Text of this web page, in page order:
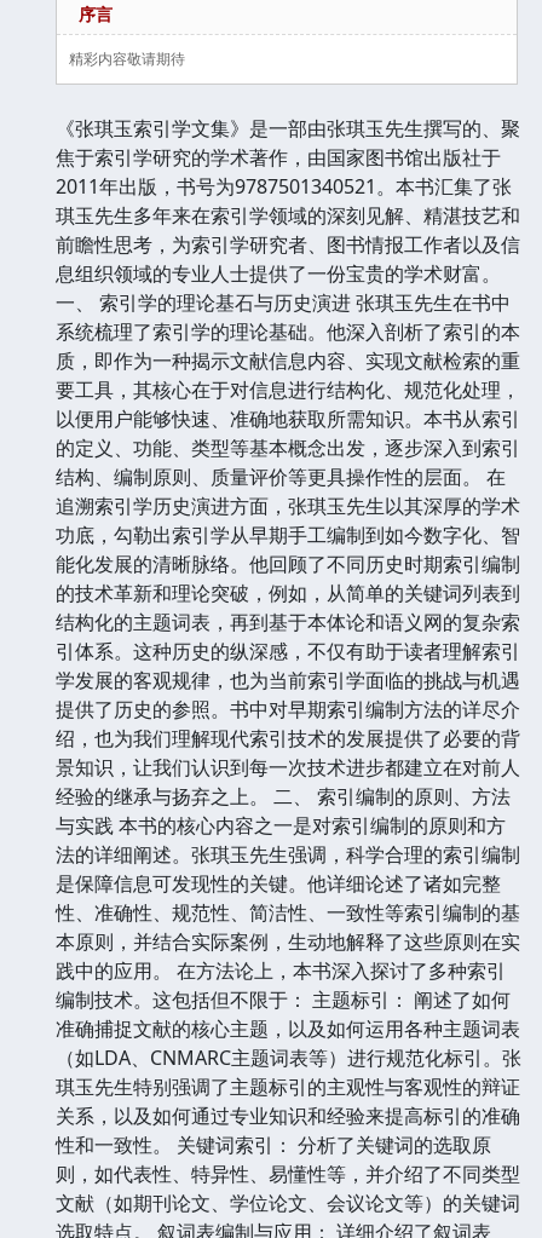
序言
精彩内容敬请期待
《张琪玉索引学文集》是一部由张琪玉先生撰写的、聚
焦于索引学研究的学术著作，由国家图书馆出版社于
2011年出版，书号为9787501340521。本书汇集了张
琪玉先生多年来在索引学领域的深刻见解、精湛技艺和
前瞻性思考，为索引学研究者、图书情报工作者以及信
息组织领域的专业人士提供了一份宝贵的学术财富。
一、 索引学的理论基石与历史演进 张琪玉先生在书中
系统梳理了索引学的理论基础。他深入剖析了索引的本
质，即作为一种揭示文献信息内容、实现文献检索的重
要工具，其核心在于对信息进行结构化、规范化处理，
以便用户能够快速、准确地获取所需知识。本书从索引
的定义、功能、类型等基本概念出发，逐步深入到索引
结构、编制原则、质量评价等更具操作性的层面。 在
追溯索引学历史演进方面，张琪玉先生以其深厚的学术
功底，勾勒出索引学从早期手工编制到如今数字化、智
能化发展的清晰脉络。他回顾了不同历史时期索引编制
的技术革新和理论突破，例如，从简单的关键词列表到
结构化的主题词表，再到基于本体论和语义网的复杂索
引体系。这种历史的纵深感，不仅有助于读者理解索引
学发展的客观规律，也为当前索引学面临的挑战与机遇
提供了历史的参照。书中对早期索引编制方法的详尽介
绍，也为我们理解现代索引技术的发展提供了必要的背
景知识，让我们认识到每一次技术进步都建立在对前人
经验的继承与扬弃之上。 二、 索引编制的原则、方法
与实践 本书的核心内容之一是对索引编制的原则和方
法的详细阐述。张琪玉先生强调，科学合理的索引编制
是保障信息可发现性的关键。他详细论述了诸如完整
性、准确性、规范性、简洁性、一致性等索引编制的基
本原则，并结合实际案例，生动地解释了这些原则在实
践中的应用。 在方法论上，本书深入探讨了多种索引
编制技术。这包括但不限于： 主题标引： 阐述了如何
准确捕捉文献的核心主题，以及如何运用各种主题词表
（如LDA、CNMARC主题词表等）进行规范化标引。张
琪玉先生特别强调了主题标引的主观性与客观性的辩证
关系，以及如何通过专业知识和经验来提高标引的准确
性和一致性。 关键词索引： 分析了关键词的选取原
则，如代表性、特异性、易懂性等，并介绍了不同类型
文献（如期刊论文、学位论文、会议论文等）的关键词
选取特点。 叙词表编制与应用： 详细介绍了叙词表